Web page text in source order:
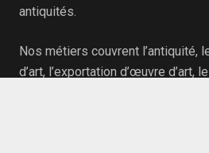
antiquités.
Nos métiers couvrent l’antiquité,
d’art, l’exportation d’œuvre d’art,